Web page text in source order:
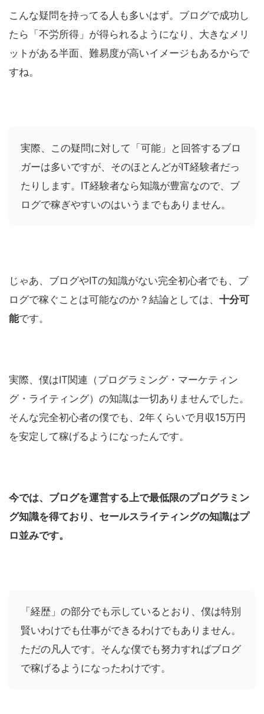
こんな疑問を持ってる人も多いはず。ブログで成功し
たら「不労所得」が得られるようになり、大きなメリ
ットがある半面、難易度が高いイメージもあるからで
すね。
実際、この疑問に対して「可能」と回答するブロ
ガーは多いですが、そのほとんどがIT経験者だっ
たりします。IT経験者なら知識が豊富なので、ブ
ログで稼ぎやすいのはいうまでもありません。
じゃあ、ブログやITの知識がない完全初心者でも、ブ
ログで稼ぐことは可能なのか？結論としては、 十分可
能です。
実際、僕はIT関連（プログラミング・マーケティン
グ・ライティング）の知識は一切ありませんでした。
そんな完全初心者の僕でも、2年くらいで月収15万円
を安定して稼げるようになったんです。
今では、ブログを運営する上で最低限のプログラミン
グ知識を得ており、セールスライティングの知識はプ
ロ並みです。
「経歴」の部分でも示しているとおり、僕は特別
賢いわけでも仕事ができるわけでもありません。
ただの凡人です。そんな僕でも努力すればブログ
で稼げるようになったわけです。